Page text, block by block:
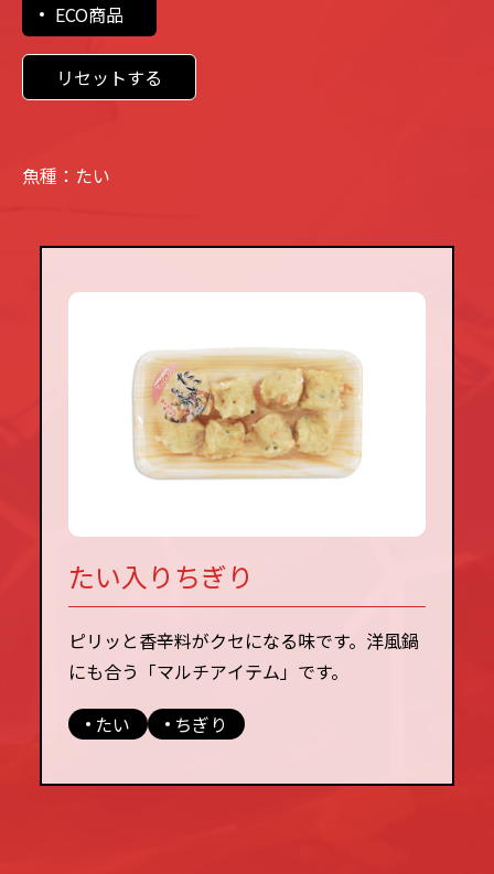
ECO商品
リセットする
魚種：たい
たい入りちぎり
ピリッと香辛料がクセになる味です。洋風鍋
にも合う「マルチアイテム」です。
たい
ちぎり